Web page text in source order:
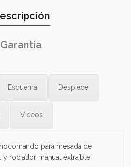
Garantía
Esquema Despiece
Videos
para mesada de
rociador manual extraíble.